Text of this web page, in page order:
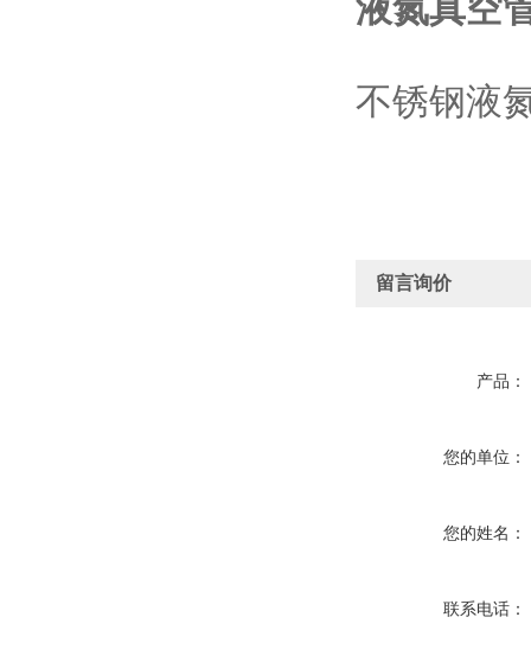
液氮真空
不锈钢液
留言询价
产品：
您的单位：
您的姓名：
联系电话：